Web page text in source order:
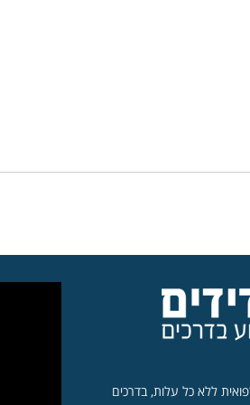
ללא כל עלות, בדרכים